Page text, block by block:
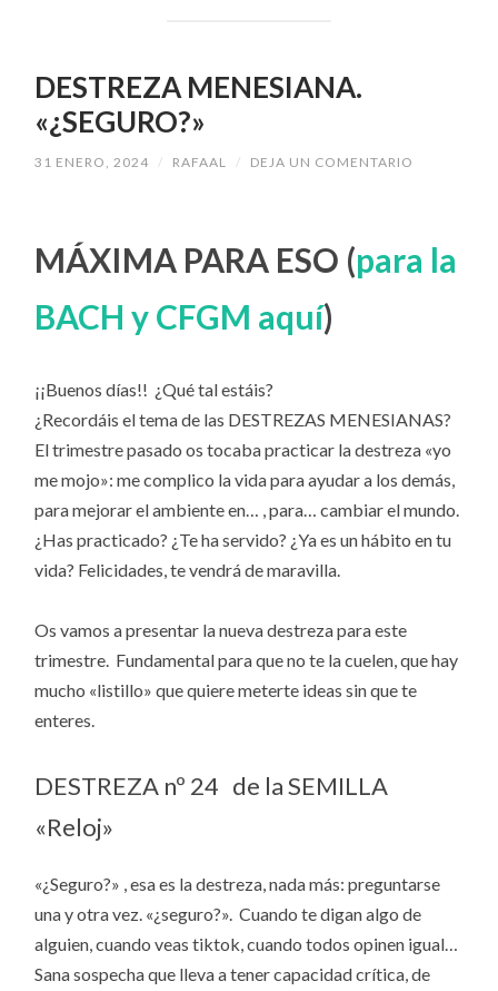
DESTREZA MENESIANA.
«¿SEGURO?»
31 ENERO, 2024 / RAFAAL / DEJA UN COMENTARIO
MÁXIMA PARA ESO (para la
BACH y CFGM aquí)
¡¡Buenos días!! ¿Qué tal estáis?
¿Recordáis el tema de las DESTREZAS MENESIANAS?
El trimestre pasado os tocaba practicar la destreza «yo
me mojo»: me complico la vida para ayudar a los demás,
para mejorar el ambiente en… , para… cambiar el mundo.
¿Has practicado? ¿Te ha servido? ¿Ya es un hábito en tu
vida? Felicidades, te vendrá de maravilla.
Os vamos a presentar la nueva destreza para este
trimestre. Fundamental para que no te la cuelen, que hay
mucho «listillo» que quiere meterte ideas sin que te
enteres.
DESTREZA nº 24 de la SEMILLA
«Reloj»
«¿Seguro?» , esa es la destreza, nada más: preguntarse
una y otra vez. «¿seguro?». Cuando te digan algo de
alguien, cuando veas tiktok, cuando todos opinen igual…
Sana sospecha que lleva a tener capacidad crítica, de